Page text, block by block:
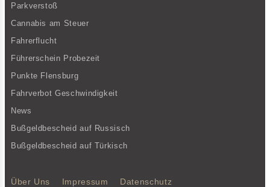
Parkverstoß
Cannabis am Steuer
Fahrerflucht
Führerschein Probezeit
Punkte Flensburg
Fahrverbot Geschwindigkeit
News
Bußgeldbescheid auf Russisch
Bußgeldbescheid auf Türkisch
Über Uns Impressum
Datenschutz